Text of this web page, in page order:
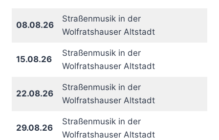
08.08.26
Straßenmusik in der
Wolfratshauser Altstadt
15.08.26
Straßenmusik in der
Wolfratshauser Altstadt
22.08.26
Straßenmusik in der
Wolfratshauser Altstadt
29.08.26
Straßenmusik in der
Wolfratshauser Altstadt